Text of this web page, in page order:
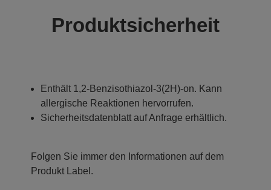
Produktsicherheit
Enthält 1,2-Benzisothiazol-3(2H)-on. Kann
allergische Reaktionen hervorrufen.
Sicherheitsdatenblatt auf Anfrage erhältlich.
Folgen Sie immer den Informationen auf dem
Produkt Label.